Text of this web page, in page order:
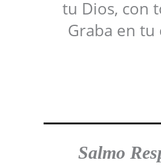
tu Dios, con
Graba en
Salmo